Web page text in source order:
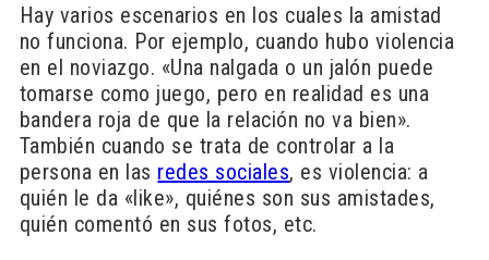
Hay varios escenarios en los cuales la amistad
no funciona. Por ejemplo, cuando hubo violencia
en el noviazgo. «Una nalgada o un jalón puede
tomarse como juego, pero en realidad es una
bandera roja de que la relación no va bien».
También cuando se trata de controlar a la
persona en las redes sociales, es violencia: a
quién le da «like», quiénes son sus amistades,
quién comentó en sus fotos, etc.